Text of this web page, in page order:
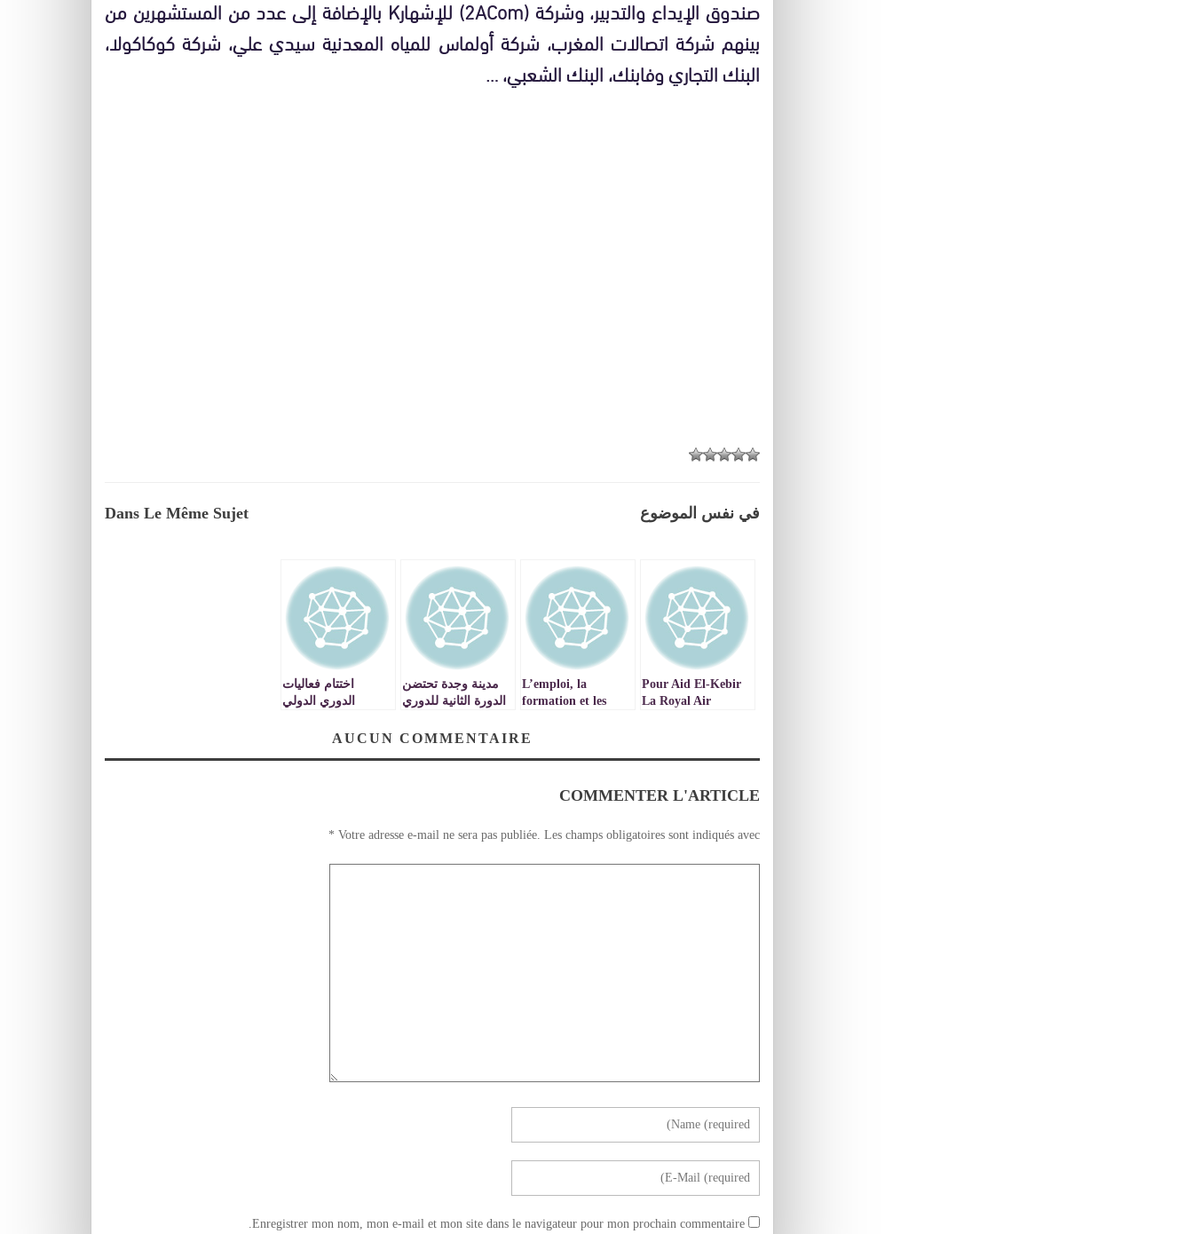
صندوق الإيداع والتدبير، وشركة (2ACom) للإشهارK بالإضافة إلى عدد من المستشهرين من
بينهم شركة اتصالات المغرب، شركة أولماس للمياه المعدنية سيدي علي، شركة كوكاكولا،
البنك التجاري وفابنك، البنك الشعبي، …
Dans Le Même Sujet في نفس الموضوع
Pour Aid El-Kebir
La Royal Air
L’emploi, la
formation et les
cœur du
مدينة وجدة تحتضن
الدورة الثانية للدوري
اختتام فعاليات
الدوري الدولي
AUCUN COMMENTAIRE
COMMENTER L'ARTICLE
Votre adresse e-mail ne sera pas publiée. Les champs obligatoires sont indiqués avec
*
Enregistrer mon nom, mon e-mail et mon site dans le navigateur pour mon prochain commentaire.